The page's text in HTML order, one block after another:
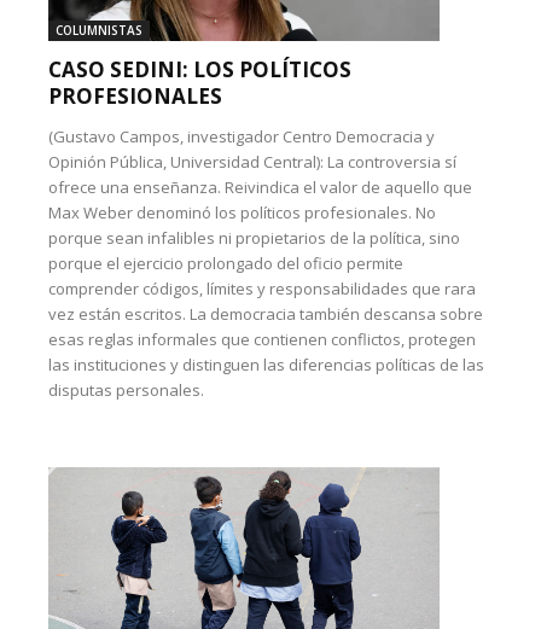
COLUMNISTAS
CASO SEDINI: LOS POLÍTICOS
PROFESIONALES
(Gustavo Campos, investigador Centro Democracia y
Opinión Pública, Universidad Central): La controversia sí
ofrece una enseñanza. Reivindica el valor de aquello que
Max Weber denominó los políticos profesionales. No
porque sean infalibles ni propietarios de la política, sino
porque el ejercicio prolongado del oficio permite
comprender códigos, límites y responsabilidades que rara
vez están escritos. La democracia también descansa sobre
esas reglas informales que contienen conflictos, protegen
las instituciones y distinguen las diferencias políticas de las
disputas personales.